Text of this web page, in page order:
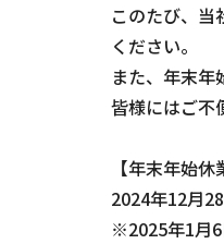
このたび、当
ください。
また、年末年
皆様にはご不
【年末年始休
2024年12月
※2025年1月6